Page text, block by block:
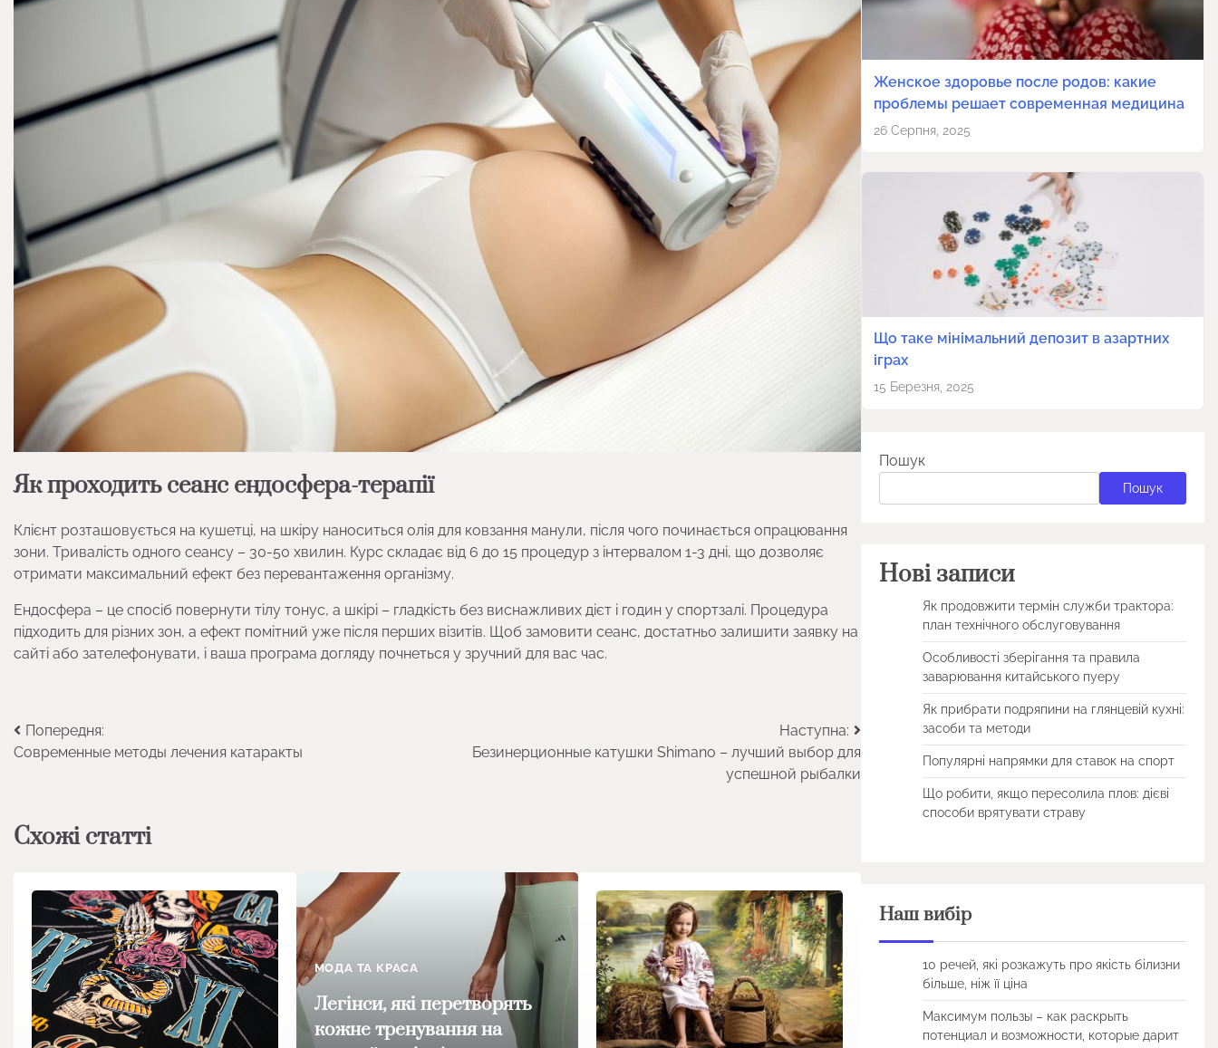
Як проходить сеанс ендосфера-терапії
Клієнт розташовується на кушетці, на шкіру наноситься олія для ковзання манули, після чого починається опрацювання
зони. Тривалість одного сеансу – 30-50 хвилин. Курс складає від 6 до 15 процедур з інтервалом 1-3 дні, що дозволяє
отримати максимальний ефект без перевантаження організму.
Ендосфера – це спосіб повернути тілу тонус, а шкірі – гладкість без виснажливих дієт і годин у спортзалі. Процедура
підходить для різних зон, а ефект помітний уже після перших візитів. Щоб замовити сеанс, достатньо залишити заявку на
сайті або зателефонувати, і ваша програма догляду почнеться у зручний для вас час.
Навігація
записів
Попередня:
Современные методы лечения катаракты
Наступна:
Безинерционные катушки Shimano – лучший выбор для
успешной рыбалки
Схожі статті
МОДА ТА КРАСА
Легінси, які перетворять
кожне тренування на
Женское здоровье после родов: какие
проблемы решает современная медицина
26 Серпня, 2025
Що таке мінімальний депозит в азартних
іграх
15 Березня, 2025
Пошук
Пошук
Нові записи
Як продовжити термін служби трактора:
план технічного обслуговування
Особливості зберігання та правила
заварювання китайського пуеру
Як прибрати подряпини на глянцевій кухні:
засоби та методи
Популярні напрямки для ставок на спорт
Що робити, якщо пересолила плов: дієві
способи врятувати страву
Наш вибір
10 речей, які розкажуть про якість білизни
більше, ніж її ціна
Максимум пользы – как раскрыть
потенциал и возможности, которые дарит